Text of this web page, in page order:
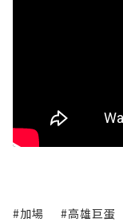
#加場 #高雄巨蛋